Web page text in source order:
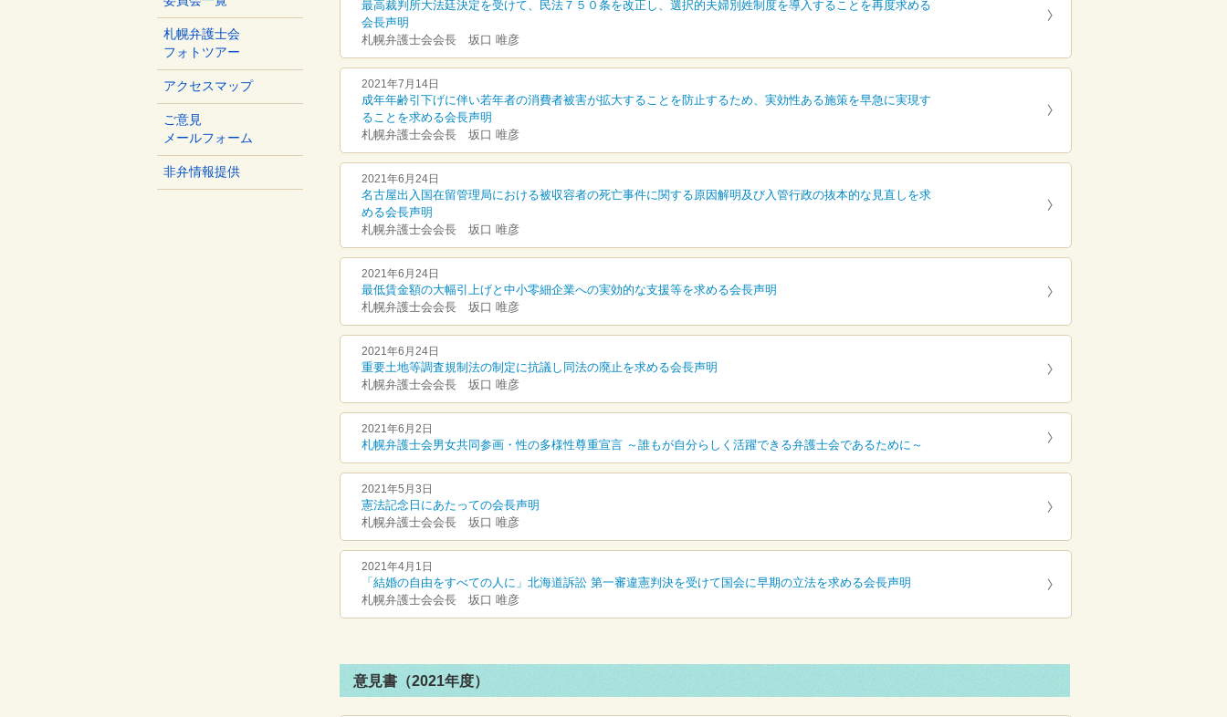
札幌弁護士会
フォトツアー
アクセスマップ
ご意見
メールフォーム
非弁情報提供
最高裁判所大法廷決定を受けて、民法７５０条を改正し、選択的夫婦別姓制度を導入することを再度求める
会長声明
札幌弁護士会会長 坂口 唯彦
2021年7月14日
成年年齢引下げに伴い若年者の消費者被害が拡大することを防止するため、実効性ある施策を早急に実現す
ることを求める会長声明
札幌弁護士会会長 坂口 唯彦
2021年6月24日
名古屋出入国在留管理局における被収容者の死亡事件に関する原因解明及び入管行政の抜本的な見直しを求
める会長声明
札幌弁護士会会長 坂口 唯彦
2021年6月24日
最低賃金額の大幅引上げと中小零細企業への実効的な支援等を求める会長声明
札幌弁護士会会長 坂口 唯彦
2021年6月24日
重要土地等調査規制法の制定に抗議し同法の廃止を求める会長声明
札幌弁護士会会長 坂口 唯彦
2021年6月2日
札幌弁護士会男女共同参画・性の多様性尊重宣言 ～誰もが自分らしく活躍できる弁護士会であるために～
2021年5月3日
憲法記念日にあたっての会長声明
札幌弁護士会会長 坂口 唯彦
2021年4月1日
「結婚の自由をすべての人に」北海道訴訟 第一審違憲判決を受けて国会に早期の立法を求める会長声明
札幌弁護士会会長 坂口 唯彦
意見書（2021年度）